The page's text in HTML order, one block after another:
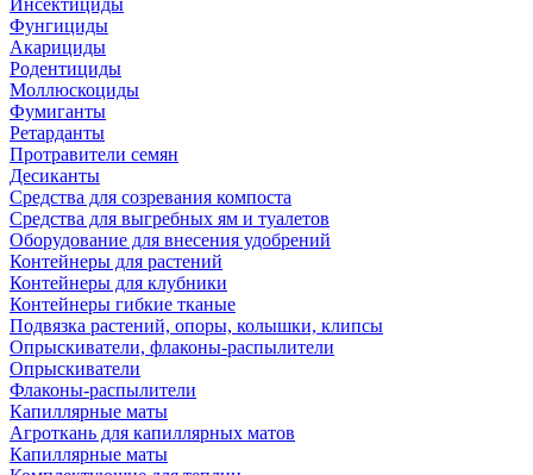
Инсектициды
Фунгициды
Акарициды
Родентициды
Моллюскоциды
Фумиганты
Ретарданты
Протравители семян
Десиканты
Средства для созревания компоста
Средства для выгребных ям и туалетов
Оборудование для внесения удобрений
Контейнеры для растений
Контейнеры для клубники
Контейнеры гибкие тканые
Подвязка растений, опоры, колышки, клипсы
Опрыскиватели, флаконы-распылители
Опрыскиватели
Флаконы-распылители
Капиллярные маты
Агроткань для капиллярных матов
Капиллярные маты